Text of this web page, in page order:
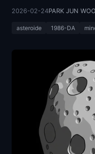
2026-02-24PARK JUN WOO
asteroide 1986-DA